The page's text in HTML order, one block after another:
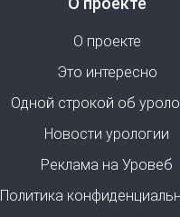
О проекте
Это интересно
Одной строкой об
Новости урологии
Реклама на Уровеб
Политика